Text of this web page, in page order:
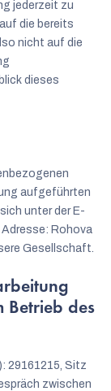
jederzeit zu
die bereits
nicht auf die
dieses
aufgeführten
unter der E-
Adresse: Rohova
Gesellschaft.
Betrieb des
29161215, Sitz
zwischen